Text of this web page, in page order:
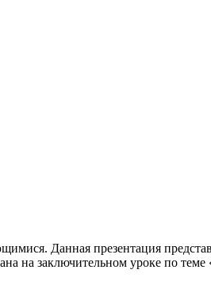
Данная презентация
на заключительном уроке по